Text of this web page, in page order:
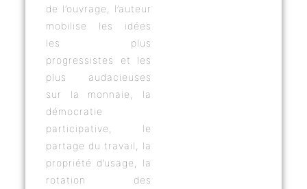
de l’ouvrage, l’auteur
mobilise les idées
les plus
progressistes et les
plus audacieuses
sur la monnaie, la
démocratie
participative, le
partage du travail, la
propriété d’usage, la
rotation des